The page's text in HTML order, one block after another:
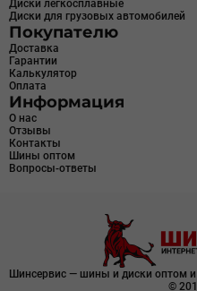
Диски легкосплавные
Диски для грузовых автомобилей
Покупателю
Доставка
Гарантии
Калькулятор
Оплата
Информация
О нас
Отзывы
Контакты
Шины оптом
Вопросы-ответы
Шинсервис — шины и диски оптом и
©